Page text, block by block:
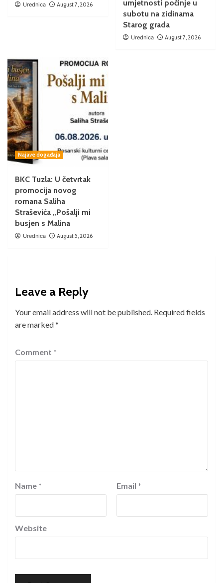
Urednica August 7, 2026
umjetnosti počinje u
subotu na zidinama
Starog grada
Urednica August 7, 2026
Najave događaja
BKC Tuzla: U četvrtak
promocija novog
romana Saliha
Straševića „Pošalji mi
busjen s Malina
Urednica August 5, 2026
Leave a Reply
Your email address will not be published. Required fields
are marked*
Comment *
Name * Email *
Website